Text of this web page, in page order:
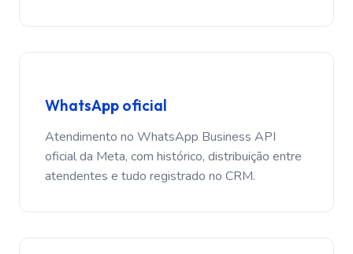
WhatsApp oficial
Atendimento no WhatsApp Business API
oficial da Meta, com histórico, distribuição entre
atendentes e tudo registrado no CRM.